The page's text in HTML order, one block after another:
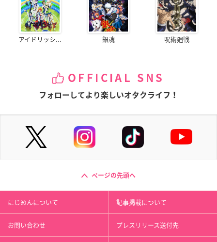
アイドリッシ... 銀魂 呪術廻戦
OFFICIAL SNS
フォローしてより楽しいオタクライフ！
ページの先頭へ
にじめんについて 記事掲載について
お問い合わせ プレスリリース送付先